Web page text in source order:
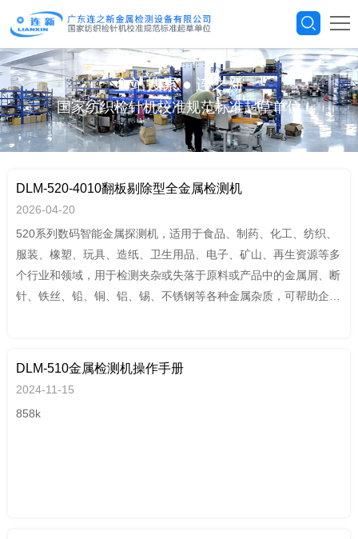
全站搜索●连之新
国家纺织检针机校准规范标准起草单位
DLM-520-4010翻板剔除型全金属检测机
2026-04-20
520系列数码智能金属探测机，适用于食品、制药、化工、纺织、
服装、橡塑、玩具、造纸、卫生用品、电子、矿山、再生资源等多
个行业和领域，用于检测夹杂或失落于原料或产品中的金属屑、断
针、铁丝、铅、铜、铝、锡、不锈钢等各种金属杂质，可帮助企业
DLM-510金属检测机操作手册
2024-11-15
858k